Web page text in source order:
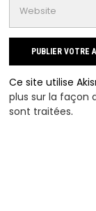
Ce site utilise
plus sur la façon
sont traitées.